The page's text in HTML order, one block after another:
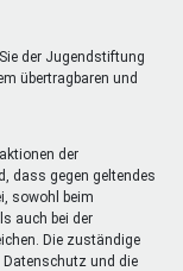
der Jugendstiftung
übertragbaren und
der
dass gegen geltendes
sowohl beim
auch bei der
Die zuständige
und die